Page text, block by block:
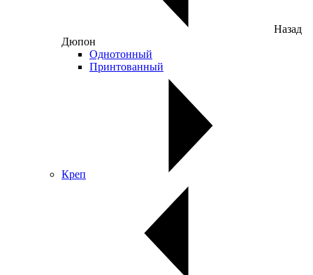
Назад
Дюпон
Однотонный
Принтованный
Креп